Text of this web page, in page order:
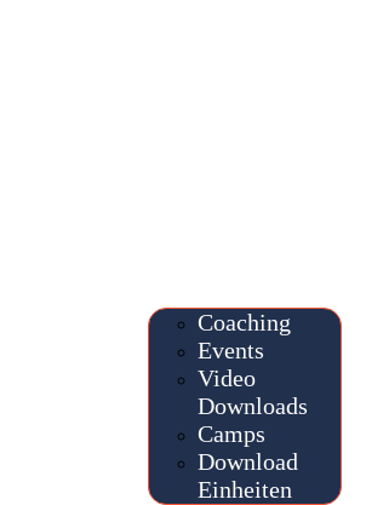
Coaching
Events
Video
Downloads
Camps
Download
Einheiten